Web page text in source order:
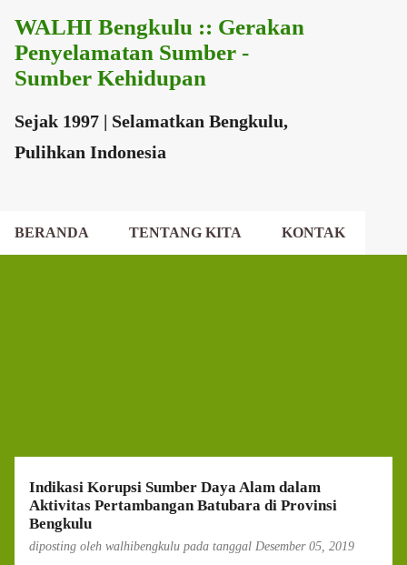
Langsung ke konten utama
WALHI Bengkulu :: Gerakan
Penyelamatan Sumber -
Sumber Kehidupan
Sejak 1997 | Selamatkan Bengkulu,
Pulihkan Indonesia
BERANDA TENTANG KITA KONTAK
Indikasi Korupsi Sumber Daya Alam dalam
Aktivitas Pertambangan Batubara di Provinsi
Bengkulu
diposting oleh walhibengkulu pada tanggal Desember 05, 2019